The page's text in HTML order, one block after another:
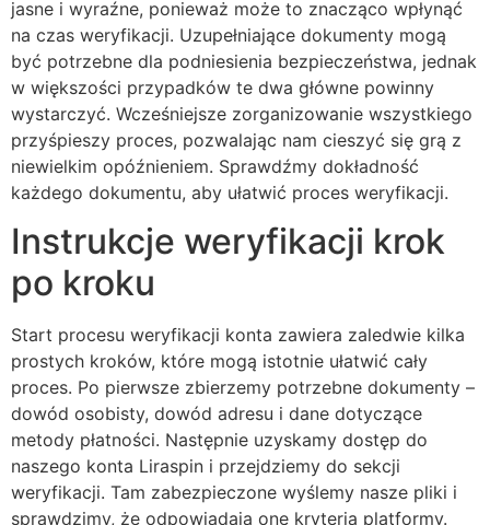
jasne i wyraźne, ponieważ może to znacząco wpłynąć
na czas weryfikacji. Uzupełniające dokumenty mogą
być potrzebne dla podniesienia bezpieczeństwa, jednak
w większości przypadków te dwa główne powinny
wystarczyć. Wcześniejsze zorganizowanie wszystkiego
przyśpieszy proces, pozwalając nam cieszyć się grą z
niewielkim opóźnieniem. Sprawdźmy dokładność
każdego dokumentu, aby ułatwić proces weryfikacji.
Instrukcje weryfikacji krok
po kroku
Start procesu weryfikacji konta zawiera zaledwie kilka
prostych kroków, które mogą istotnie ułatwić cały
proces. Po pierwsze zbierzemy potrzebne dokumenty –
dowód osobisty, dowód adresu i dane dotyczące
metody płatności. Następnie uzyskamy dostęp do
naszego konta Liraspin i przejdziemy do sekcji
weryfikacji. Tam zabezpieczone wyślemy nasze pliki i
sprawdzimy, że odpowiadają one kryteria platformy.